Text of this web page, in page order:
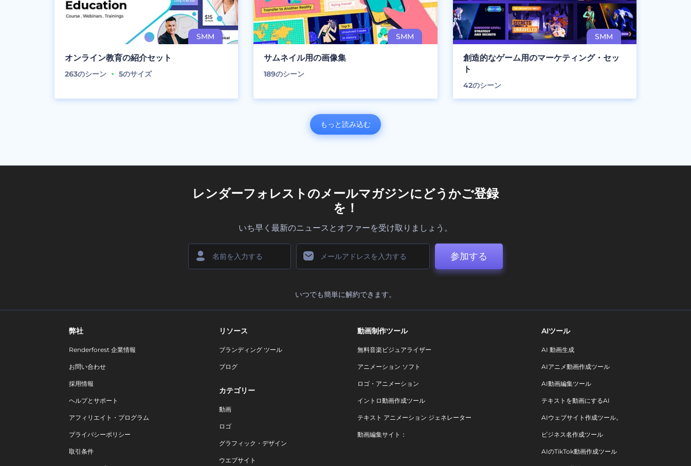
オンライン教育の紹介セット
263のシーン 5のサイズ
サムネイル用の画像集
189のシーン
創造的なゲーム用のマーケティング・セッ
ト
42のシーン
もっと読み込む
レンダーフォレストのメールマガジンにどうかご登録
を！
いち早く最新のニュースとオファーを受け取りましょう。
参加する
いつでも簡単に解約できます。
弊社
Renderforest 企業情報
お問い合わせ
採用情報
ヘルプとサポート
アフィリエイト・プログラム
プライバシーポリシー
取引条件
リソース
ブランディング ツール
ブログ
カテゴリー
動画
ロゴ
グラフィック・デザイン
ウエブサイト
動画制作ツール
無料音楽ビジュアライザー
アニメーション ソフト
ロゴ・アニメーション
イントロ動画作成ツール
テキスト アニメーション ジェネレーター
動画編集サイト：
AIツール
AI 動画生成
AIアニメ動画作成ツール
AI動画編集ツール
テキストを動画にするAI
AIウェブサイト作成ツール。
ビジネス名作成ツール
AIのTikTok動画作成ツール